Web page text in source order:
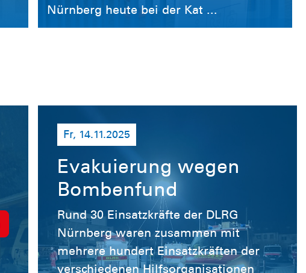
Nürnberg heute bei der Kat ...
Fr, 14.11.2025
Evakuierung wegen
Bombenfund
Rund 30 Einsatzkräfte der DLRG
Nürnberg waren zusammen mit
mehrere hundert Einsatzkräften der
verschiedenen Hilfsorganisationen